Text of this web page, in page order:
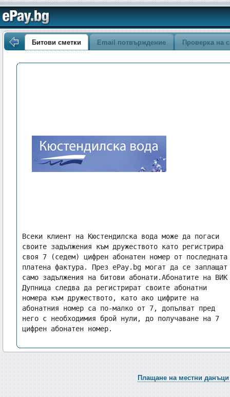
Битови сметки Email потвърждение Проверка на
Всеки клиент на Кюстендилска вода може да погаси
своите задължения към дружеството като регистрира
своя 7 (седем) цифрен абонатен номер от последната
платена фактура. През ePay.bg могат да се заплащат
само задължения на битови абонати.Абонатите на ВИК
Дупница следва да регистрират своите абонатни
номера към дружеството, като ако цифрите на
абонатния номер са по-малко от 7, допълват пред
него с необходимия брой нули, до получаване на 7
цифрен абонатен номер.
Плащане на местни данъци